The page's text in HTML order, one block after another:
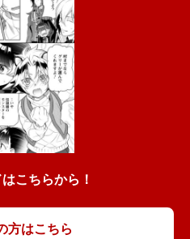
こちらから！
方はこちら